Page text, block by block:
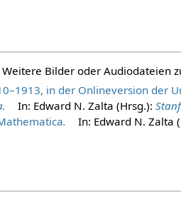
Weitere Bilder oder Audiodateien
in der Onlineversion der
In: Edward N. Zalta (Hrsg.):
. In: Edward N. Zalta